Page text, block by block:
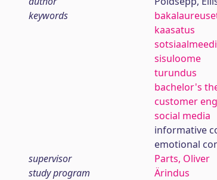
keywords
kaasatus
sisuloome
turundus
bachelor's
customer
social media
informative
emotional
supervisor
Parts, Oliver
study program
Ärindus